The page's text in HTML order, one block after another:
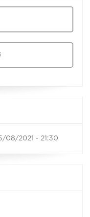
08/2021 - 21:30